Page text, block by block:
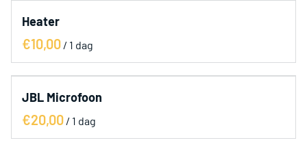
Heater
/
JBL Microfoon
/